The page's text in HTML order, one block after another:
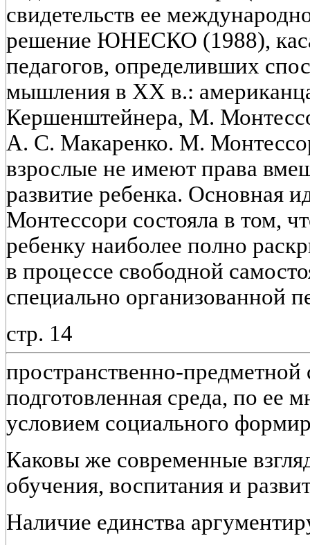
свидетельств ее
решение ЮНЕСКО (1988),
педагогов, определивших
мышления в XX в.:
Кершенштейнера, М.
А. С. Макаренко. М.
взрослые не имеют права
развитие ребенка. Основная
Монтессори состояла в том,
ребенку наиболее полно
в процессе свободной
специально организованной
стр. 14
пространственно-предметной
подготовленная среда, по ее
условием социального
Каковы же современные
обучения, воспитания и
Наличие единства